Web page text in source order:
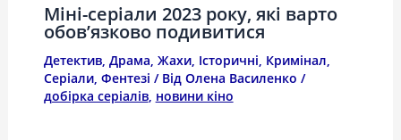
Міні-серіали 2023 року, які варто
обов’язково подивитися
Детектив, Драма, Жахи, Історичні, Кримінал,
Серіали, Фентезі / Від Олена Василенко /
добірка серіалів, новини кіно